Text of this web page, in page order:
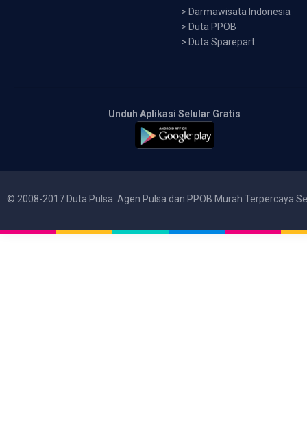
> Darmawisata Indonesia
> Duta PPOB
> Duta Sparepart
Unduh Aplikasi Selular Gratis
© 2008-2017 Duta Pulsa: Agen Pulsa dan PPOB Murah Terpercaya